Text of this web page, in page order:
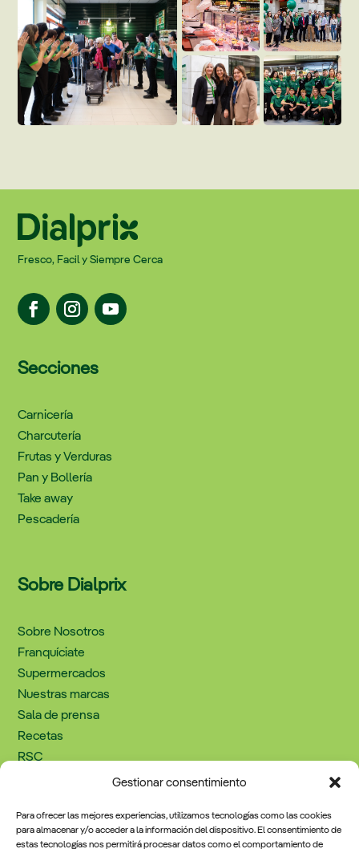
Gestionar consentimiento
Para ofrecer las mejores experiencias, utilizamos tecnologías como las cookies
para almacenar y/o acceder a la información del dispositivo. El consentimiento de
estas tecnologías nos permitirá procesar datos como el comportamiento de
Fresco, Facil y Siempre Cerca
Secciones
Carnicería
Charcutería
Frutas y Verduras
Pan y Bollería
Take away
Pescadería
Sobre Dialprix
Sobre Nosotros
Franquíciate
Supermercados
Nuestras marcas
Sala de prensa
Recetas
RSC
Trabaja con nosotros